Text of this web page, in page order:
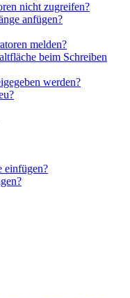
nicht zugreifen?
anfügen?
melden?
beim Schreiben
werden?
einfügen?